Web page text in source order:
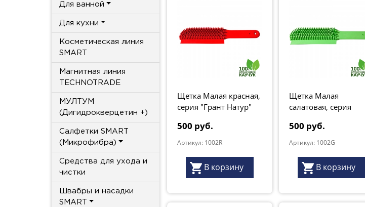
Для ванной
Для кухни
Косметическая линия
SMART
Магнитная линия
TECHNOTRADE
МУЛТУМ
(Дигидрокверцетин +)
Салфетки SMART
(Микрофибра)
Средства для ухода и
чистки
Швабры и насадки
SMART
Щетка Малая красная,
серия "Грант Натур"
500 руб.
Артикул: 1002R
В корзину
Щетка Малая
салатовая, серия
500 руб.
Артикул: 1002G
В корзину